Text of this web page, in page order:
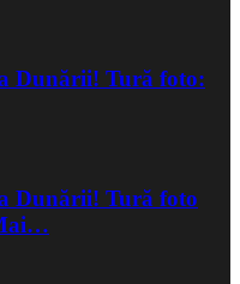
Dunării! Tură foto:
Dunării! Tură foto